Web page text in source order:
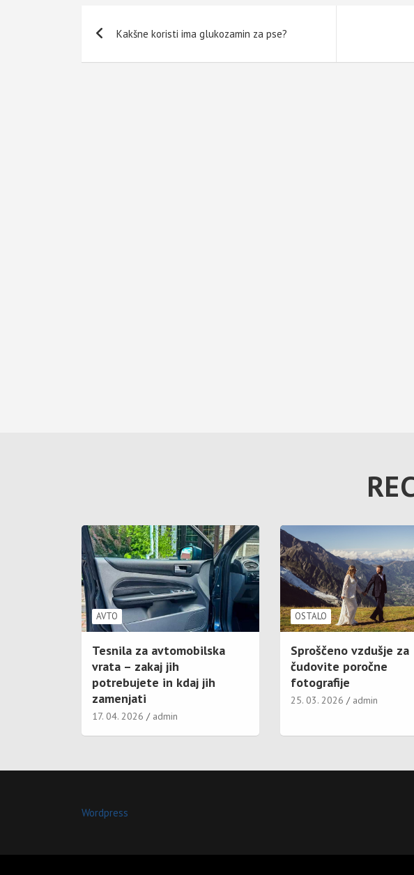
prispevka
Kakšne koristi ima glukozamin za pse?
AVTO
Tesnila za avtomobilska
vrata – zakaj jih
potrebujete in kdaj jih
zamenjati
17. 04. 2026 admin
OSTALO
Sproščeno vzdušje za
čudovite poročne
fotografije
25. 03. 2026 admin
Wordpress